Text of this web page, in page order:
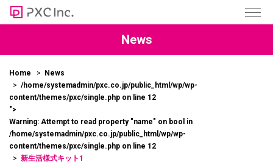
News
Home
News
/home/systemadmin/pxc.co.jp/public_html/wp/wp-
content/themes/pxc/single.php on line 12
">
Warning: Attempt to read property "name" on bool in
/home/systemadmin/pxc.co.jp/public_html/wp/wp-
content/themes/pxc/single.php on line 12
新生活様式キット1